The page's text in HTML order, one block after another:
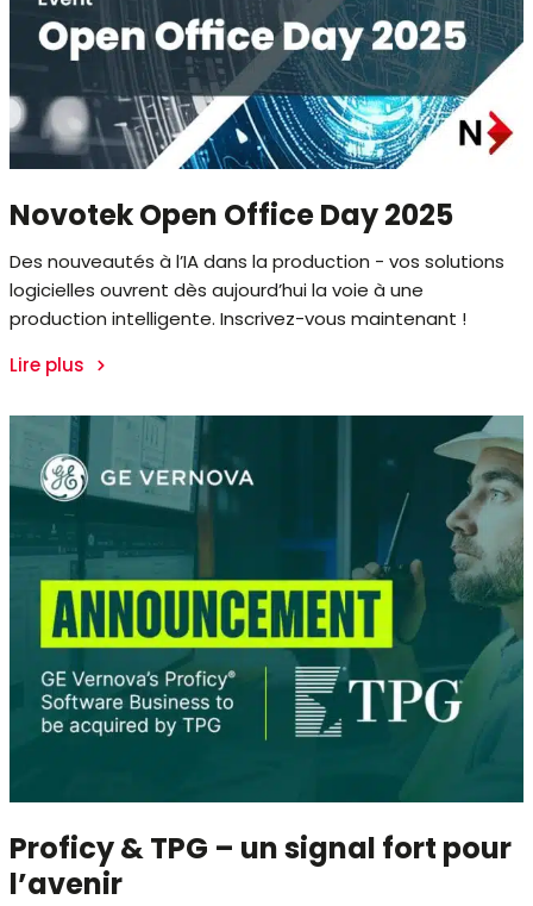
Novotek Open Office Day 2025
Des nouveautés à l’IA dans la production - vos solutions
logicielles ouvrent dès aujourd’hui la voie à une
production intelligente. Inscrivez-vous maintenant !
Lire plus
Proficy & TPG – un signal fort pour
l’avenir